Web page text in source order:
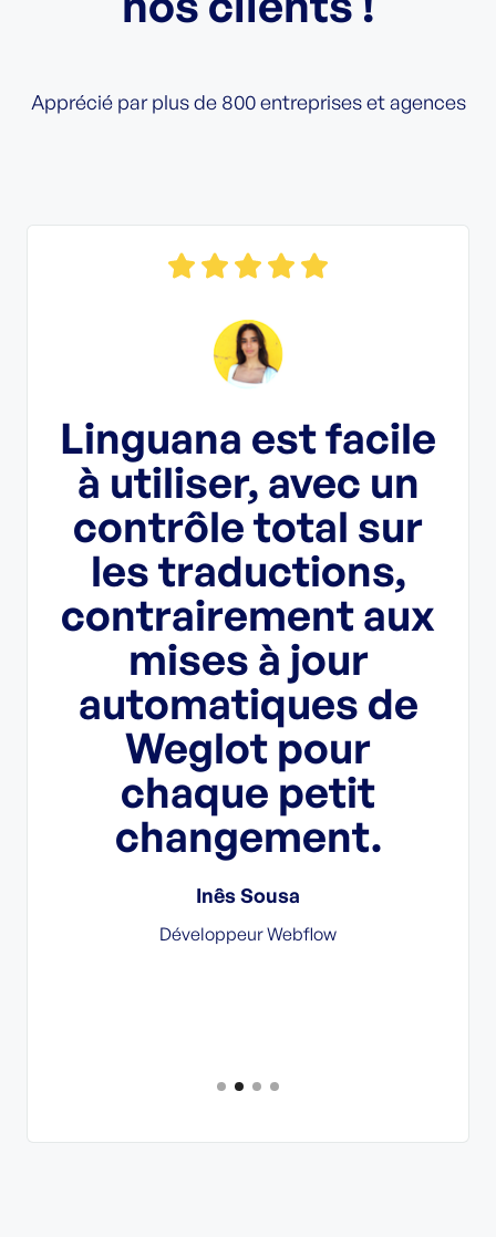
Apprécié par plus de 800 entreprises et agences
Linguana est facile
à utiliser, avec un
contrôle total sur
les traductions,
contrairement aux
mises à jour
automatiques de
Weglot pour
chaque petit
changement.
Inês Sousa
Développeur Webflow